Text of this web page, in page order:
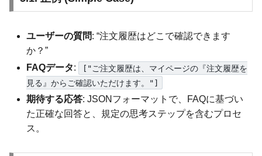
ユーザーの質問: “注文履歴はどこで確認できます
か？”
FAQデータ:
["ご注文履歴は、マイページの『注文履歴を
見る』からご確認いただけます。"]
期待する応答: JSONフォーマットで、FAQに基づい
た正確な回答と、規定の思考ステップを含むプロセ
ス。